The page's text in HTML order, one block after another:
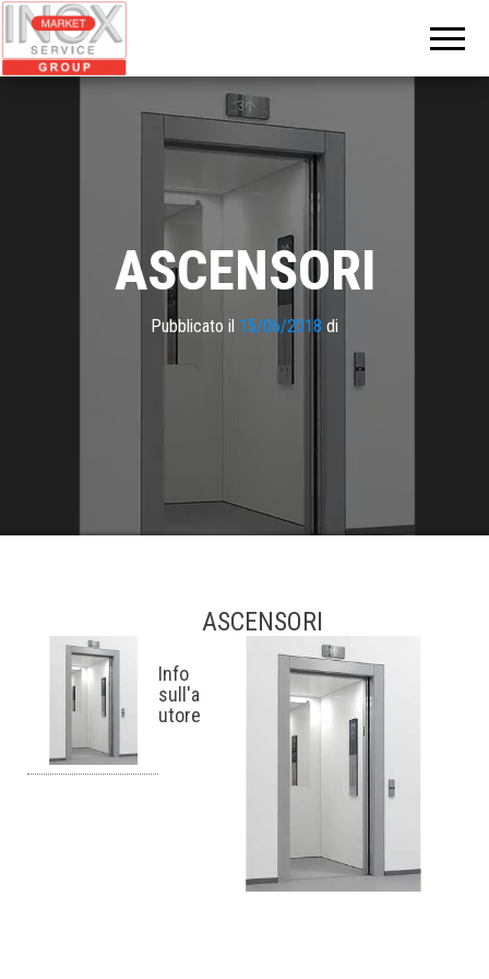
GROUP
ASCENSORI
Pubblicato il 15/06/2018 di
ASCENSORI
Info
sull'a
utore